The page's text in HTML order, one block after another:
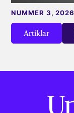
Artiklar
NUMMER 3, 2026